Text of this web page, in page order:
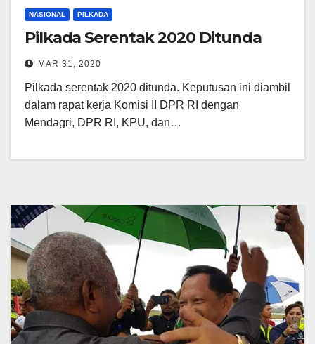
NASIONAL PILKADA
Pilkada Serentak 2020 Ditunda
MAR 31, 2020
Pilkada serentak 2020 ditunda. Keputusan ini diambil
dalam rapat kerja Komisi II DPR RI dengan
Mendagri, DPR RI, KPU, dan…